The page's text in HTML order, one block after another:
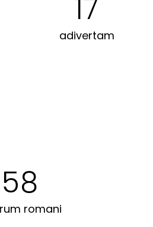
17
adivertam
58
romani